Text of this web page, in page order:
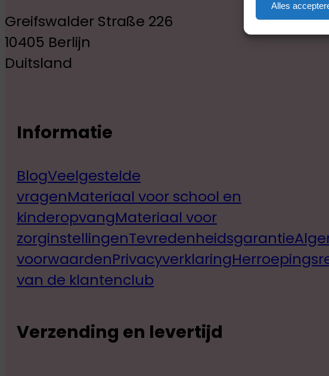
Alles
Greifswalder Straße 226
10405 Berlijn
Duitsland
Informatie
BlogVeelgestelde
vragenMateriaal voor school en
kinderopvangMateriaal voor
zorginstellingenTevredenheidsgarantie
voorwaardenPrivacyverklaring
van de klantenclub
Verzending en levertijd